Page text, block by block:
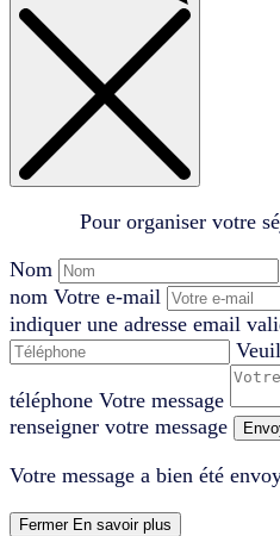
Pour organiser votre
Nom
nom Votre e-mail
indiquer une adresse email
téléphone Votre message
renseigner votre message
Votre message a bien été
Fermer En savoir plus